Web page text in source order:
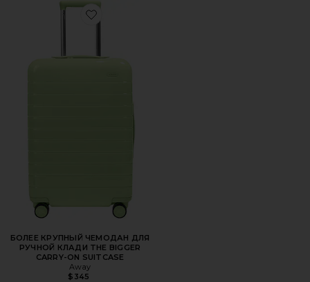
Favorite БОЛЕЕ КРУПНЫЙ ЧЕМОДАН ДЛЯ РУЧНОЙ КЛАДИ
БОЛЕЕ КРУПНЫЙ ЧЕМОДАН ДЛЯ
РУЧНОЙ КЛАДИ THE BIGGER
CARRY-ON SUITCASE
Away
$345